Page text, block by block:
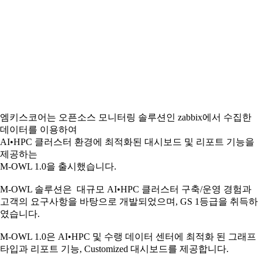
엠키스코어는 오픈소스 모니터링 솔루션인 zabbix에서 수집한
데이터를 이용하여
AI•HPC 클러스터 환경에 최적화된 대시보드 및 리포트 기능을
제공하는
M-OWL 1.0을 출시했습니다.
M-OWL 솔루션은 대규모 AI•HPC 클러스터 구축/운영 경험과
고객의 요구사항을 바탕으로 개발되었으며, GS 1등급을 취득하
였습니다.
M-OWL 1.0은 AI•HPC 및 수랭 데이터 센터에 최적화 된 그래프
타입과 리포트 기능, Customized 대시보드를 제공합니다.